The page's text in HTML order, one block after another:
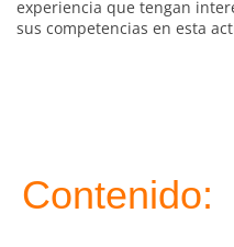
experiencia que tengan
sus competencias en esta
Contenido: